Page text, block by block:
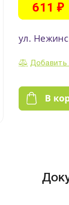
611 ₽
ул.
Добавить
В